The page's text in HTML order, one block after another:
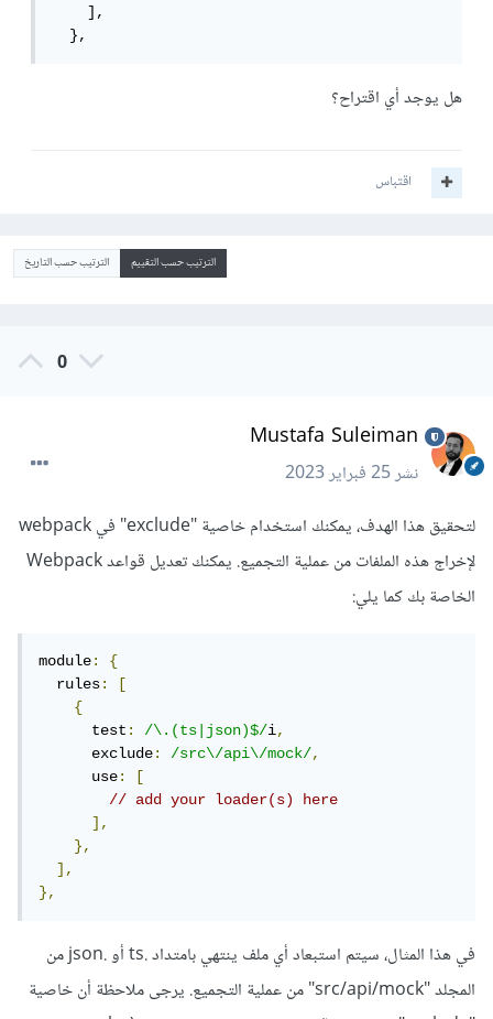
    ],
  },
هل يوجد أي اقتراح؟
اقتباس
الترتيب حسب التقييم الترتيب حسب التاريخ
0
Mustafa Suleiman
نشر25 فبراير 2023
لتحقيق هذا الهدف، يمكنك استخدام خاصية "exclude" في webpack
لإخراج هذه الملفات من عملية التجميع. يمكنك تعديل قواعد Webpack
الخاصة بك كما يلي:
module:
{
  rules
:
[
{
      test
: /\.(ts|json)$/i,
      exclude
: /src\/api\/mock/,
      use
:
[
// add your loader(s) here
],
},
],
},
في هذا المثال، سيتم استبعاد أي ملف ينتهي بامتداد .ts أو .json من
المجلد "src/api/mock" من عملية التجميع. يرجى ملاحظة أن خاصية